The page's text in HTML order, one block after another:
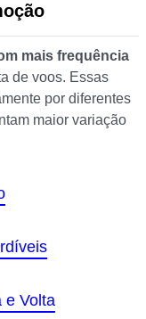
mais frequência
de voos. Essas
por diferentes
maior variação
e Volta